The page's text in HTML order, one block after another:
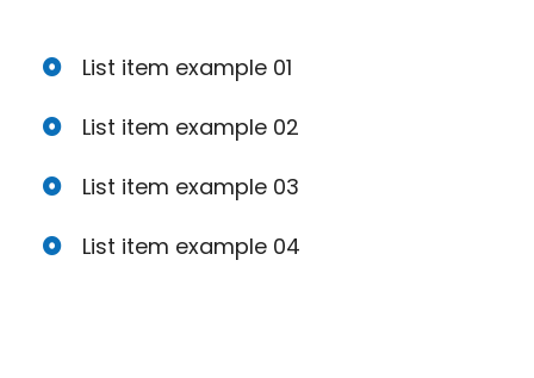
List item example 01
List item example 02
List item example 03
List item example 04